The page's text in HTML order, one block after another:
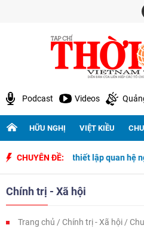
Podcast Videos
HỮU NGHỊ VIỆT KIỀU
CHUYÊN ĐỀ:
ngày thiết lập quan hệ ngoại
Chính trị - Xã hội
Trang chủ Chính trị - Xã hội